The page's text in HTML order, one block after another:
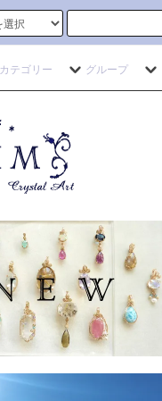
カテゴリー グループ